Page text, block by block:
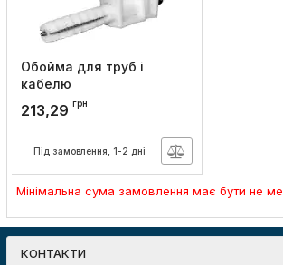
Обойма для труб і
кабелю
e.holder.stand.20.22,
d=20-22мм (50шт), E.NEXT
213,29 грн
Під замовлення, 1-2 дні
Мінімальна сума замовлення має бути не
КОНТАКТИ